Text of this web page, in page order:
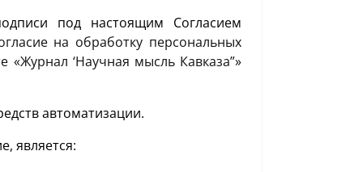
под настоящим Согласием
на обработку персональных
‘Научная мысль Кавказа”»
автоматизации.
является: